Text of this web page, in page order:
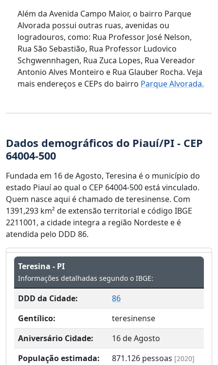
Além da Avenida Campo Maior, o bairro Parque
Alvorada possui outras ruas, avenidas ou
logradouros, como: Rua Professor José Nelson,
Rua São Sebastião, Rua Professor Ludovico
Schgwennhagen, Rua Zuca Lopes, Rua Vereador
Antonio Alves Monteiro e Rua Glauber Rocha. Veja
mais endereços e CEPs do bairro Parque Alvorada.
Dados demográficos do Piauí/PI - CEP
64004-500
Fundada em 16 de Agosto, Teresina é o município do
estado Piauí ao qual o CEP 64004-500 está vinculado.
Quem nasce aqui é chamado de teresinense. Com
1391,293 km² de extensão territorial e código IBGE
2211001, a cidade integra a região Nordeste e é
atendida pelo DDD 86.
Teresina - PI
Informações detalhadas segundo o IBGE:
DDD da Cidade:
86
Gentílico:
teresinense
Aniversário Cidade:
16 de Agosto
População estimada:
871.126 pessoas [2020]